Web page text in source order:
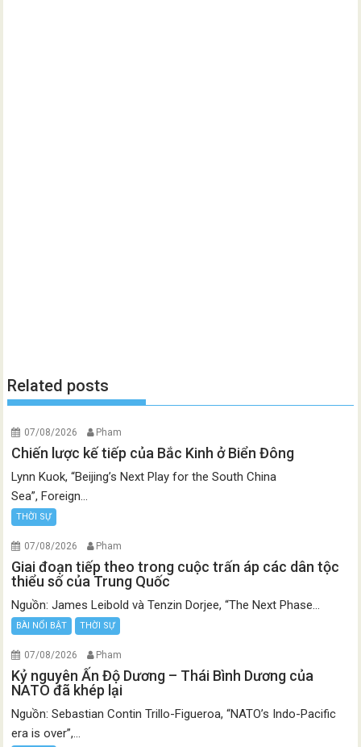
Related posts
07/08/2026 Pham
Chiến lược kế tiếp của Bắc Kinh ở Biển Đông
Lynn Kuok, “Beijing’s Next Play for the South China
Sea”, Foreign...
THỜI SỰ
07/08/2026 Pham
Giai đoạn tiếp theo trong cuộc trấn áp các dân tộc
thiểu số của Trung Quốc
Nguồn: James Leibold và Tenzin Dorjee, “The Next Phase...
BÀI NỔI BẬT THỜI SỰ
07/08/2026 Pham
Kỷ nguyên Ấn Độ Dương – Thái Bình Dương của
NATO đã khép lại
Nguồn: Sebastian Contin Trillo-Figueroa, “NATO’s Indo-Pacific
era is over”,...